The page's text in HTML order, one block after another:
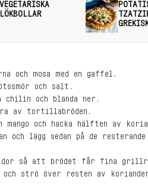
VEGETARISKA
LÖKBOLLAR
och mosa med en gaffel.
och salt.
chilin och blanda ner.
av tortillabröden.
mango och hacka hälften av
och lägg sedan på de
så att brödet får fina
strö över resten av